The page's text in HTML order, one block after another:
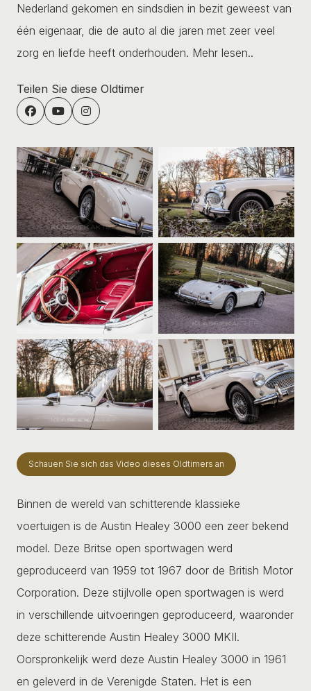
Nederland gekomen en sindsdien in bezit geweest van
één eigenaar, die de auto al die jaren met zeer veel
zorg en liefde heeft onderhouden. Mehr lesen..
Teilen Sie diese Oldtimer
Schauen Sie sich das Video dieses Oldtimers an
Binnen de wereld van schitterende klassieke
voertuigen is de Austin Healey 3000 een zeer bekend
model. Deze Britse open sportwagen werd
geproduceerd van 1959 tot 1967 door de British Motor
Corporation. Deze stijlvolle open sportwagen is werd
in verschillende uitvoeringen geproduceerd, waaronder
deze schitterende Austin Healey 3000 MKII.
Oorspronkelijk werd deze Austin Healey 3000 in 1961
en geleverd in de Verenigde Staten. Het is een